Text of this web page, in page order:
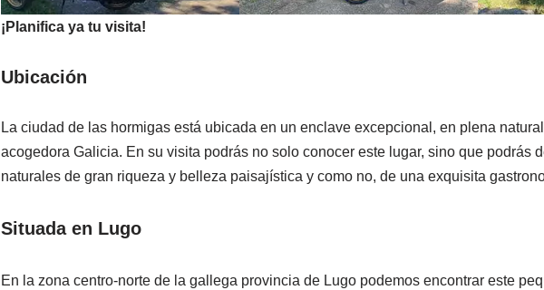
¡Planifica ya tu visita!
Ubicación
La ciudad de las hormigas está ubicada en un enclave excepcional, en plena
acogedora Galicia. En su visita podrás no solo conocer este lugar, sino que podrás
naturales de gran riqueza y belleza paisajística y como no, de una exquisita
Situada en Lugo
En la zona centro-norte de la gallega provincia de Lugo podemos encontrar este